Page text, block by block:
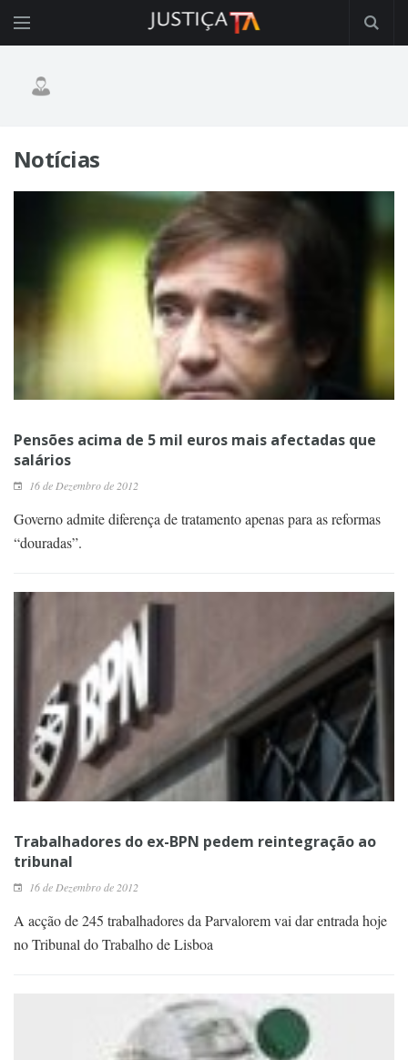
Notícias
Pensões acima de 5 mil euros mais afectadas que
salários
16 de Dezembro de 2012
Governo admite diferença de tratamento apenas para as reformas
“douradas”.
Trabalhadores do ex-BPN pedem reintegração ao
tribunal
16 de Dezembro de 2012
A acção de 245 trabalhadores da Parvalorem vai dar entrada hoje
no Tribunal do Trabalho de Lisboa